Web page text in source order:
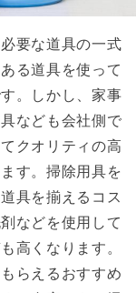
要な道具の一式
る道具を使って
。しかし、家事
なども会社側で
クオリティの高
す。掃除用具を
具を揃えるコス
などを使用して
高くなります。
らえるおすすめ